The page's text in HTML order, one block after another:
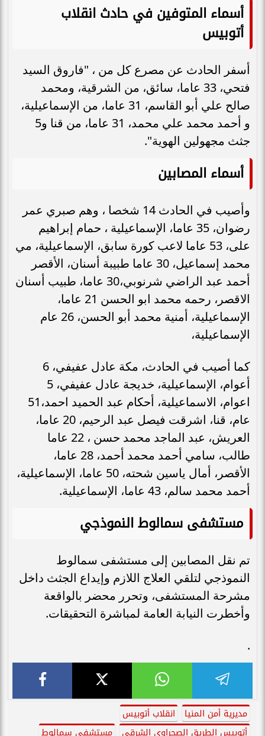
أسماء المتوفين في حادث انقلاب
أتوبيس
أسفر الحادث عن مصرع كل من ، "فاروق السيد
فتحي، 33 عاما، سائق، من الشرقية، ومحمد
صالح علي أبو القاسم، 31 عاما، من الإسماعيلية،
و أحمد محمد علي محمد، 31 عاما، من قنا و5
جثث مجهولين الهوية".
أسماء المصابين
وأصيب في الحادث 14 شخصا ، وهم صبري عمر
رضوان، 35 عاما، الإسماعيلية ، حمام إبراهيم
على، 53 عاما لاعب كورة سابق، الإسماعيلية، مي
محمد إسماعيل، 30 عاما طبيبة أسنان، الأقصر
أحمد عبد الراضي شرنوبي،30 عاما، طبيب أسنان
الاقصر، رحمه محمد ابو الحسن 21 عاما،
الإسماعيلية، أمنية محمد أبو الحسن، 26 عام
الإسماعيلية،
كما أصيب في الحادث، مكة عادل عفيفي، 6
أعوام، الإسماعيلية، خديجة عادل عفيفي، 5
اعوام، الاسماعيلية، أحكام عبد الحميد احمد،51
عام، قنا، اشرقت فيصل عبد الرحيم، 20 عاما،
العريش، عبد الماجد محمد حسن ، 22 عاما
طالب، سامي أحمد محمد أحمد، 28 عاما،
الأقصر، أمال ياسين شحته، 50 عاما، الإسماعيلية،
أحمد محمد سالم، 43 عاما، الإسماعيلية.
مستشفى سمالوط النموذجي
تم نقل المصابين إلى مستشفى سمالوط
النموذجي لتلقي العلاج اللازم وإيداع الجثث داخل
مشرحة المستشفى، وتحرر محضر بالواقعة
وأخطرت النيابة العامة لمباشرة التحقيقات.
.
مديرية أمن المنيا
انقلاب أتوبيس
أتوبيس الطريق الصحراوي الشرقي
مستشفي سمالوط